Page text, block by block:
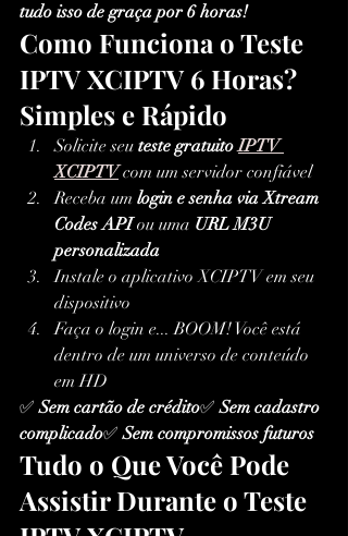
tudo isso de graça por 6 horas!
Como Funciona o Teste
IPTV XCIPTV 6 Horas?
Simples e Rápido
Solicite seu teste gratuito IPTV
XCIPTV com um servidor confiável
Receba um login e senha via Xtream
Codes API ou uma URL M3U
personalizada
Instale o aplicativo XCIPTV em seu
dispositivo
Faça o login e... BOOM! Você está
dentro de um universo de conteúdo
em HD
✅ Sem cartão de crédito✅ Sem cadastro
complicado✅ Sem compromissos futuros
Tudo o Que Você Pode
Assistir Durante o Teste